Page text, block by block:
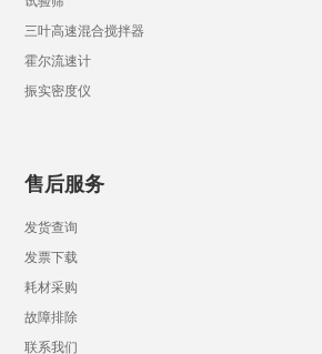
三叶高速混合搅拌器
霍尔流速计
振实密度仪
售后服务
发货查询
发票下载
耗材采购
故障排除
联系我们